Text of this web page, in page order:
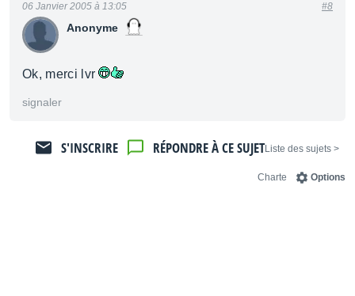
Anonyme
06 Janvier 2005 à 13:05 #8
Ok, merci lvr
signaler
< Liste des sujets
RÉPONDRE À CE SUJET
S'INSCRIRE
Options
Charte